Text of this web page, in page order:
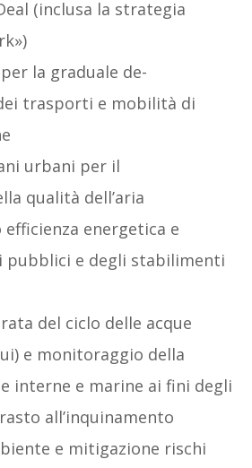
(inclusa la strategia
la graduale de-
trasporti e mobilità di
urbani per il
qualità dell’aria
energetica e
pubblici e degli stabilimenti
del ciclo delle acque
e monitoraggio della
interne e marine ai fini degli
all’inquinamento
e mitigazione rischi